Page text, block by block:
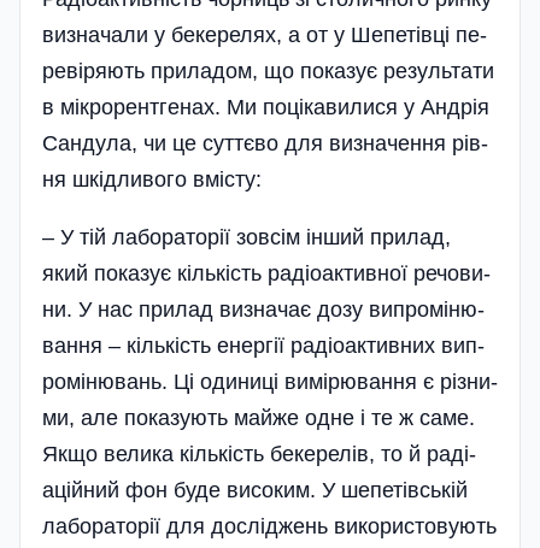
виз­на­ча­ли у бе­ке­ре­лях, а от у Ше­пе­тів­ці пе­
ре­ві­ря­ють при­ла­дом, що по­ка­зує ре­зуль­та­ти
в мік­ро­рен­тге­нах. Ми по­ці­ка­ви­ли­ся у Ан­дрія
Сан­ду­ла, чи це сут­тє­во для виз­на­чен­ня рів­
ня шкід­ли­во­го вміс­ту:
– У тій ла­бо­ра­то­рії зов­сім ін­ший при­лад,
який по­ка­зує кіль­кість ра­ді­оак­тивної ре­чо­ви­
ни. У нас при­лад виз­на­чає до­зу вип­ро­мі­ню­
ван­ня – кіль­кість енер­гії ра­ді­оак­тивних вип­
ро­міню­вань. Ці оди­ни­ці ви­мі­рю­ван­ня є різ­ни­
ми, але по­ка­зу­ють май­же од­не і те ж са­ме.
Як­що ве­ли­ка кіль­кість бе­ке­ре­лів, то й ра­ді­
ацій­ний фон бу­де ви­со­ким. У ше­пе­тівсь­кій
ла­бо­ра­то­рії для дос­ліджень ви­ко­рис­то­ву­ють